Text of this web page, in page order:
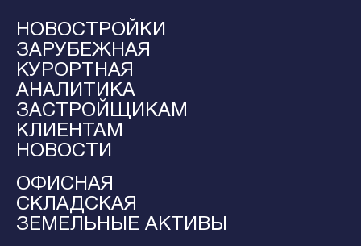
НОВОСТРОЙКИ
ЗАРУБЕЖНАЯ
КУРОРТНАЯ
АНАЛИТИКА
ЗАСТРОЙЩИКАМ
КЛИЕНТАМ
НОВОСТИ
ОФИСНАЯ
СКЛАДСКАЯ
ЗЕМЕЛЬНЫЕ АКТИВЫ